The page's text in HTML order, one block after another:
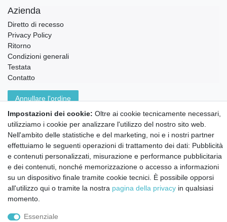
Azienda
Diretto di recesso
Privacy Policy
Ritorno
Condizioni generali
Testata
Contatto
Annullare l'ordine
Notizie sui materiali Montessori e sull'educazione
Montessori.
Informazioni settimanali gratuite
Confermo di aver preso visione della:policy. Il mio accordo può essere revocato
in qualsiasi momento.
Iscriviti a
Impostazioni dei cookie: Oltre ai cookie tecnicamente necessari,
utilizziamo i cookie per analizzare l'utilizzo del nostro sito web.
Nell'ambito delle statistiche e del marketing, noi e i nostri partner
effettuiamo le seguenti operazioni di trattamento dei dati: Pubblicità
e contenuti personalizzati, misurazione e performance pubblicitaria
e dei contenuti, nonché memorizzazione o accesso a informazioni
su un dispositivo finale tramite cookie tecnici. È possibile opporsi
all'utilizzo qui o tramite la nostra pagina della privacy in qualsiasi
momento.
Essenziale